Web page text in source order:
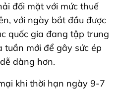
đối mặt với mức thuế
với ngày bắt đầu được
quốc gia đang tập trung
mới để gây sức ép
dàng hơn.
khi thời hạn ngày 9-7